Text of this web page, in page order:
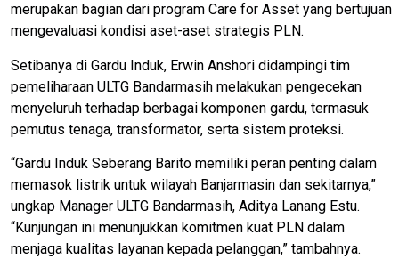
merupakan bagian dari program Care for Asset yang bertujuan
mengevaluasi kondisi aset-aset strategis PLN.
Setibanya di Gardu Induk, Erwin Anshori didampingi tim
pemeliharaan ULTG Bandarmasih melakukan pengecekan
menyeluruh terhadap berbagai komponen gardu, termasuk
pemutus tenaga, transformator, serta sistem proteksi.
“Gardu Induk Seberang Barito memiliki peran penting dalam
memasok listrik untuk wilayah Banjarmasin dan sekitarnya,”
ungkap Manager ULTG Bandarmasih, Aditya Lanang Estu.
“Kunjungan ini menunjukkan komitmen kuat PLN dalam
menjaga kualitas layanan kepada pelanggan,” tambahnya.